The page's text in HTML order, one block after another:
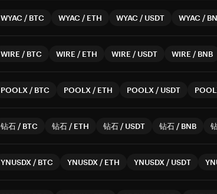
WYAC / BTC WYAC / ETH WYAC / USDT WYAC /
WIRE / BTC WIRE / ETH WIRE / USDT WIRE / BNB
POOLX / BTC POOLX / ETH POOLX / USDT
钻石 / BTC 钻石 / ETH 钻石 / USDT 钻石 / BNB
YNUSDX / BTC YNUSDX / ETH YNUSDX / USDT